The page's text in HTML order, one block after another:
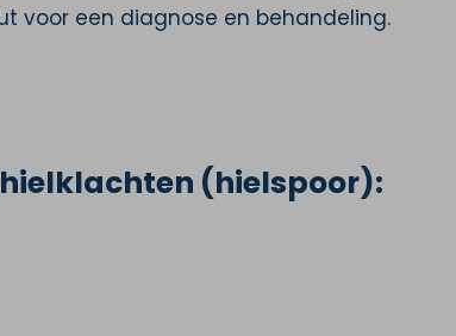
voor een diagnose en behandeling.
(hielspoor):